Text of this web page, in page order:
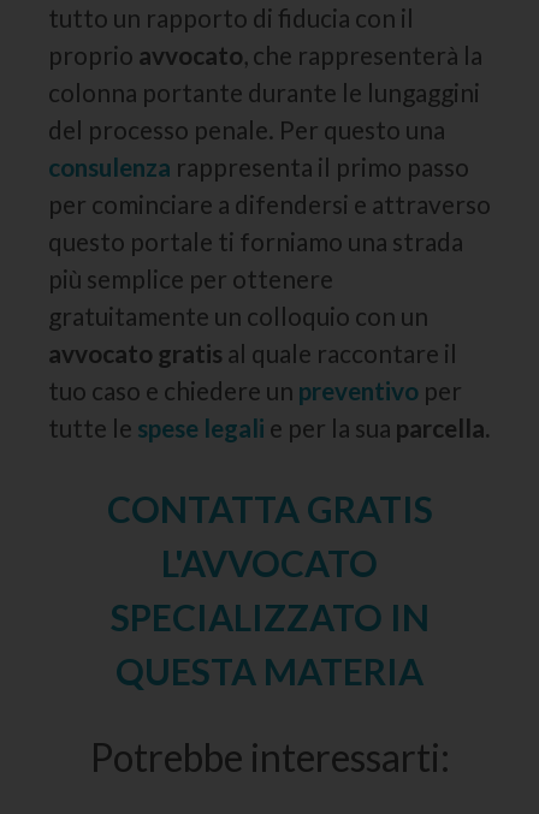
tutto un rapporto di fiducia con il
proprio avvocato, che rappresenterà la
colonna portante durante le lungaggini
del processo penale. Per questo una
consulenza rappresenta il primo passo
per cominciare a difendersi e attraverso
questo portale ti forniamo una strada
più semplice per ottenere
gratuitamente un colloquio con un
avvocato gratis al quale raccontare il
tuo caso e chiedere un preventivo per
tutte le spese legali e per la sua parcella.
CONTATTA GRATIS
L'AVVOCATO
SPECIALIZZATO IN
QUESTA MATERIA
Potrebbe interessarti: